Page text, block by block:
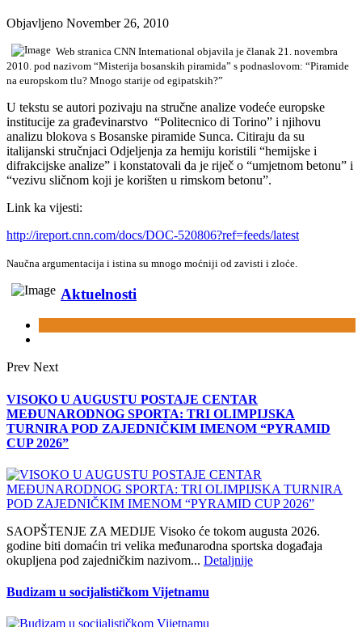
Objavljeno November 26, 2010
Web stranica CNN International objavila je članak 21. novembra
2010. pod nazivom “Misterija bosanskih piramida” s podnaslovom: “Piramide
na europskom tlu? Mnogo starije od egipatskih?”
U tekstu se autori pozivaju na stručne analize vodeće europske
institucije za građevinarstvo “Politecnico di Torino” i njihovu
analizu blokova s Bosanske piramide Sunca. Citiraju da su
italijanski stručnjaci Odjeljenja za hemiju koristili “hemijske i
difrakcijske analize” i konstatovali da je riječ o “umjetnom betonu” i
“vezivu sličnom koji je korišten u rimskom betonu”.
Link ka vijesti:
http://ireport.cnn.com/docs/DOC-520806?ref=feeds/latest
Naučna argumentacija i istina su mnogo moćniji od zavisti i zloće.
Aktuelnosti
Prev Next
VISOKO U AUGUSTU POSTAJE CENTAR
MEĐUNARODNOG SPORTA: TRI OLIMPIJSKA
TURNIRA POD ZAJEDNIČKIM IMENOM “PYRAMID
CUP 2026”
SAOPŠTENJE ZA MEDIJE Visoko će tokom augusta 2026.
godine biti domaćin tri velika međunarodna sportska događaja
okupljena pod zajedničkim nazivom... Detaljnije
Budizam u socijalističkom Vijetnamu